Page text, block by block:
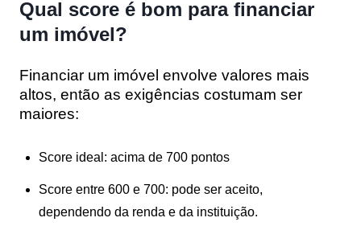
Qual score é bom para financiar
um imóvel?
Financiar um imóvel envolve valores mais
altos, então as exigências costumam ser
maiores:
Score ideal: acima de 700 pontos
Score entre 600 e 700: pode ser aceito,
dependendo da renda e da instituição.